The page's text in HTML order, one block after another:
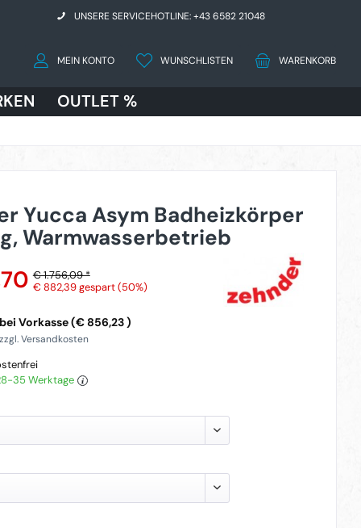
UNSERE SERVICEHOTLINE: +43 6582 21048
WARENKORB
WUNSCHLISTEN
MEIN KONTO
OUTLET %
Yucca Asym Badheizkörper
Warmwasserbetrieb
€ 1.756,09 *
€ 882,39gespart (50%)
Vorkasse (€ 856,23 )
Versandkosten
35 Werktage